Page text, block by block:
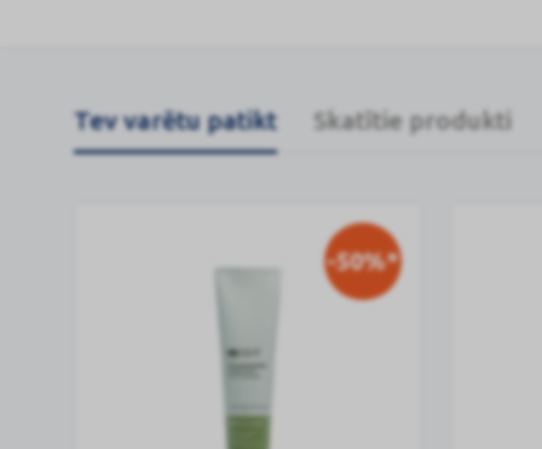
Tev varētu patikt Skatītie produkti
-50%*